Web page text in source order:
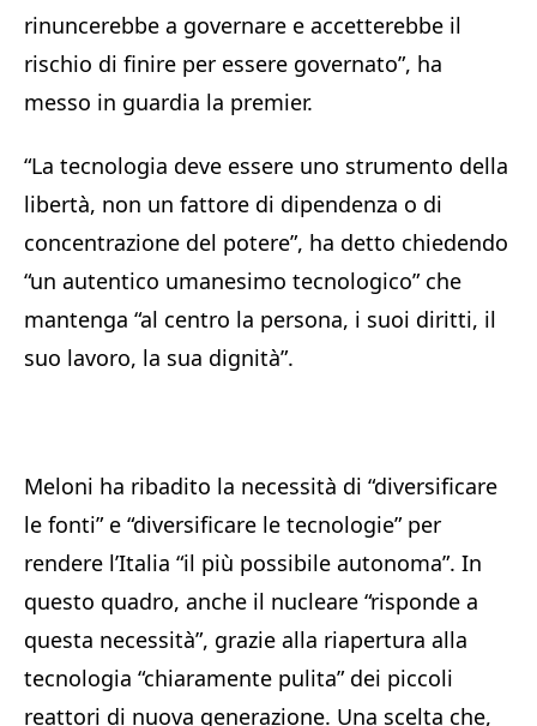
rinuncerebbe a governare e accetterebbe il
rischio di finire per essere governato”, ha
messo in guardia la premier.
“La tecnologia deve essere uno strumento della
libertà, non un fattore di dipendenza o di
concentrazione del potere”, ha detto chiedendo
“un autentico umanesimo tecnologico” che
mantenga “al centro la persona, i suoi diritti, il
suo lavoro, la sua dignità”.
Meloni ha ribadito la necessità di “diversificare
le fonti” e “diversificare le tecnologie” per
rendere l’Italia “il più possibile autonoma”. In
questo quadro, anche il nucleare “risponde a
questa necessità”, grazie alla riapertura alla
tecnologia “chiaramente pulita” dei piccoli
reattori di nuova generazione. Una scelta che,